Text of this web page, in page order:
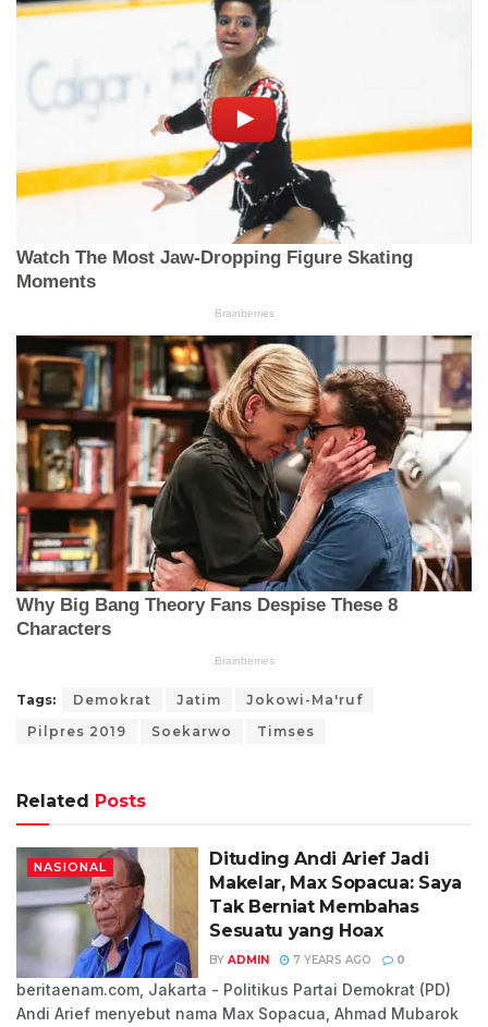
Tags: Demokrat Jatim
Jokowi-Ma'ruf
Pilpres 2019
Soekarwo Timses
Related Posts
NASIONAL
Dituding Andi Arief Jadi
Makelar, Max Sopacua: Saya
Tak Berniat Membahas
Sesuatu yang Hoax
BY ADMIN 7 YEARS AGO 0
beritaenam.com, Jakarta - Politikus Partai Demokrat (PD)
Andi Arief menyebut nama Max Sopacua, Ahmad Mubarok